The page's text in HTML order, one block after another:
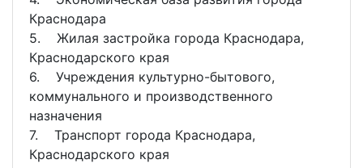
Краснодара
5. Жилая застройка города Краснодара,
Краснодарского края
6. Учреждения культурно-бытового,
коммунального и производственного
назначения
7. Транспорт города Краснодара,
Краснодарского края